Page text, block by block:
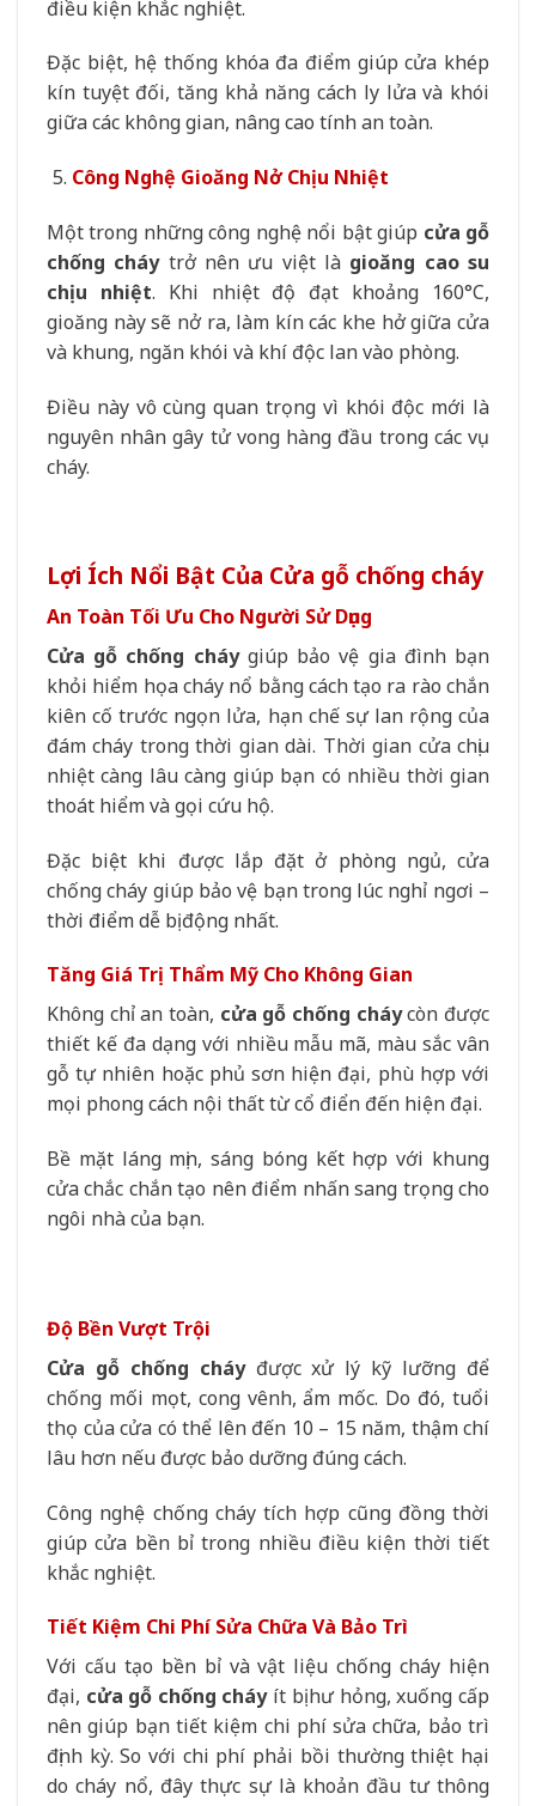
điều kiện khắc nghiệt.
Đặc biệt, hệ thống khóa đa điểm giúp cửa khép
kín tuyệt đối, tăng khả năng cách ly lửa và khói
giữa các không gian, nâng cao tính an toàn.
Công Nghệ Gioăng Nở Chịu Nhiệt
Một trong những công nghệ nổi bật giúp cửa gỗ
chống cháytrở nên ưu việt là gioăng cao su
chịu nhiệt. Khi nhiệt độ đạt khoảng 160°C,
gioăng này sẽ nở ra, làm kín các khe hở giữa cửa
và khung, ngăn khói và khí độc lan vào phòng.
Điều này vô cùng quan trọng vì khói độc mới là
nguyên nhân gây tử vong hàng đầu trong các vụ
cháy.
Lợi Ích Nổi Bật Của Cửa gỗ chống cháy
An Toàn Tối Ưu Cho Người Sử Dụng
Cửa gỗ chống cháygiúp bảo vệ gia đình bạn
khỏi hiểm họa cháy nổ bằng cách tạo ra rào chắn
kiên cố trước ngọn lửa, hạn chế sự lan rộng của
đám cháy trong thời gian dài. Thời gian cửa chịu
nhiệt càng lâu càng giúp bạn có nhiều thời gian
thoát hiểm và gọi cứu hộ.
Đặc biệt khi được lắp đặt ở phòng ngủ, cửa
chống cháy giúp bảo vệ bạn trong lúc nghỉ ngơi –
thời điểm dễ bị động nhất.
Tăng Giá Trị Thẩm Mỹ Cho Không Gian
Không chỉ an toàn, cửa gỗ chống cháycòn được
thiết kế đa dạng với nhiều mẫu mã, màu sắc vân
gỗ tự nhiên hoặc phủ sơn hiện đại, phù hợp với
mọi phong cách nội thất từ cổ điển đến hiện đại.
Bề mặt láng mịn, sáng bóng kết hợp với khung
cửa chắc chắn tạo nên điểm nhấn sang trọng cho
ngôi nhà của bạn.
Độ Bền Vượt Trội
Cửa gỗ chống cháyđược xử lý kỹ lưỡng để
chống mối mọt, cong vênh, ẩm mốc. Do đó, tuổi
thọ của cửa có thể lên đến 10 – 15 năm, thậm chí
lâu hơn nếu được bảo dưỡng đúng cách.
Công nghệ chống cháy tích hợp cũng đồng thời
giúp cửa bền bỉ trong nhiều điều kiện thời tiết
khắc nghiệt.
Tiết Kiệm Chi Phí Sửa Chữa Và Bảo Trì
Với cấu tạo bền bỉ và vật liệu chống cháy hiện
đại, cửa gỗ chống cháyít bị hư hỏng, xuống cấp
nên giúp bạn tiết kiệm chi phí sửa chữa, bảo trì
định kỳ. So với chi phí phải bồi thường thiệt hại
do cháy nổ, đây thực sự là khoản đầu tư thông